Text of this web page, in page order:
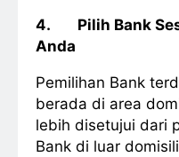
4.
Pilih Bank
Anda
Pemilihan Bank
berada di area
lebih disetujui dari
Bank di luar